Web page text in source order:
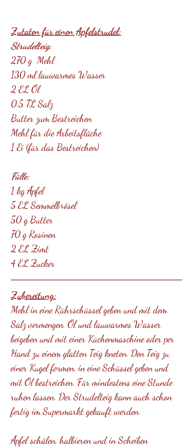
Zutaten für einen Apfelstrudel:
Strudelteig:
270 g  Mehl
130 ml lauwarmes Wasser
2 EL Öl
0.5 TL Salz
Butter zum Bestreichen
Mehl für die Arbeitsfläche
1 Ei (für das Bestreichen)
Fülle:
1 kg Äpfel
5 EL Semmelbrösel
50 g Butter
70 g Rosinen
2 EL Zimt
4 EL Zucker
Zubereitung:
Mehl in eine Rührschüssel geben und mit dem
Salz vermengen. Öl und lauwarmes Wasser
beigeben und mit einer Küchenmaschine oder per
Hand zu einem glatten Teig kneten. Den Teig zu
einer Kugel formen, in eine Schüssel geben und
mit Öl bestreichen. Für mindestens eine Stunde
ruhen lassen. Der Strudelteig kann auch schon
fertig im Supermarkt gekauft werden.
Äpfel schälen, halbieren und in Scheiben